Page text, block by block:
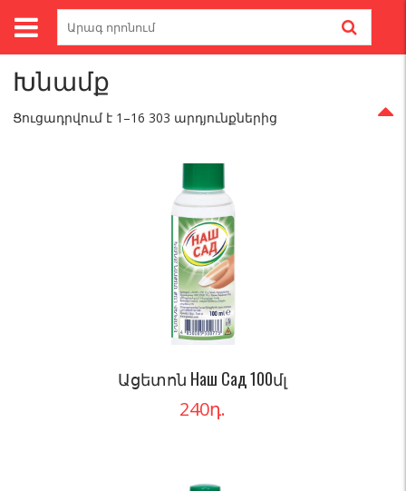
Search
Գլխավոր / Խնամք
Խնամք
Ցուցադրվում է 1–16 303 արդյունքներից
Ացետոն Наш Сад 100մլ
240դ.